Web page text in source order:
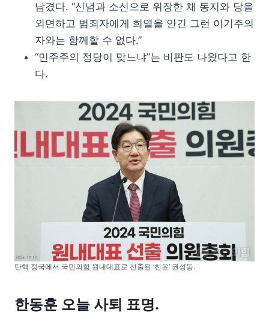
남겼다. “신념과 소신으로 위장한 채 동지와 당을
외면하고 범죄자에게 희열을 안긴 그런 이기주의
자와는 함께할 수 없다.”
“민주주의 정당이 맞느냐”는 비판도 나왔다고 한
다.
탄핵 정국에서 국민의힘 원내대표로 선출된 ‘친윤’ 권성동.
한동훈 오늘 사퇴 표명.